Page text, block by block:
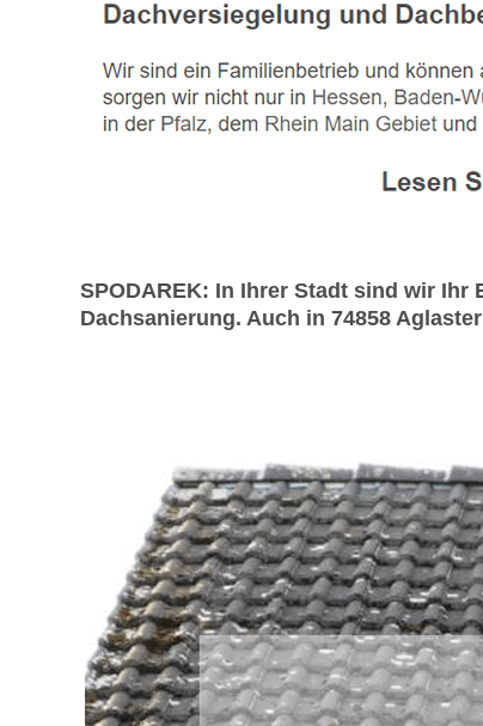
SPODAREK: In Ihrer Stadt sind wir
Dachsanierung. Auch in 74858